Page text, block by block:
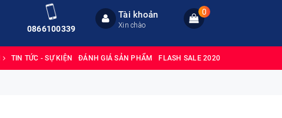
0866100339
Tài khoản
Xin chào
0
TIN TỨC - SỰ KIỆN ĐÁNH GIÁ SẢN PHẨM FLASH SALE 2020